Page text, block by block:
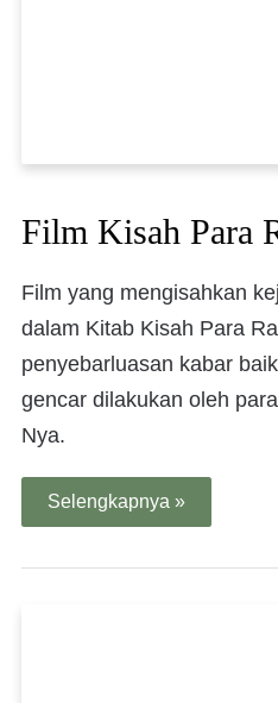
Film Kisah Para
Film yang mengisahkan
dalam Kitab Kisah Para
penyebarluasan kabar
gencar dilakukan oleh
Nya.
Selengkapnya »